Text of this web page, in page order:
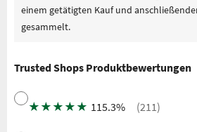
einem getätigten Kauf und
gesammelt.
Trusted Shops Produktbewertungen
★ ★ ★ ★ ★ 115.3% (211)